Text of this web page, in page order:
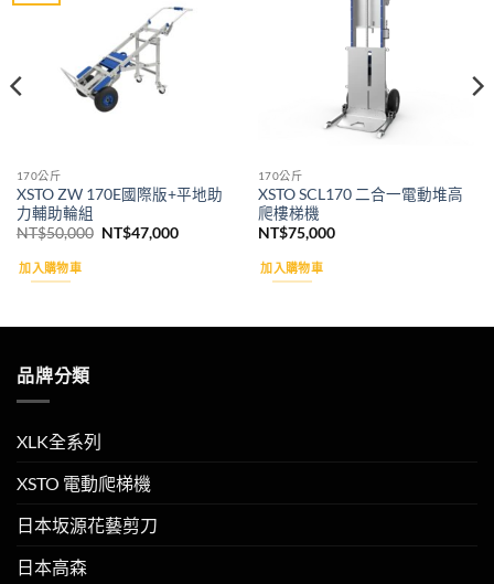
wishlist
170公斤
XSTO ZW 170E國際版+平地助
力輔助輪組
NT$50,000 原
NT$47,000目
加入購物車
170公斤
XSTO SCL170 二合一電動堆高
爬樓梯機
NT$75,000
加入購物車
品牌分類
XLK全系列
XSTO 電動爬梯機
日本坂源花藝剪刀
日本高森